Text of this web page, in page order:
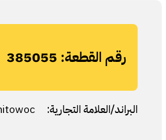
رقم القطعة: 385055
البراند/العلامة التجارية: Manitowoc